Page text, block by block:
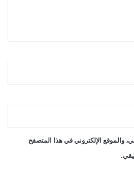
والموقع الإلكتروني في هذا المتصفح